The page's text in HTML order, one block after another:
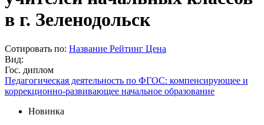
в г. Зеленодольск
Сотировать по: Название Рейтинг Цена
Вид:
Гос. диплом
Педагогическая деятельность по ФГОС: компенсирующее и
коррекционно-развивающее начальное образование
Новинка